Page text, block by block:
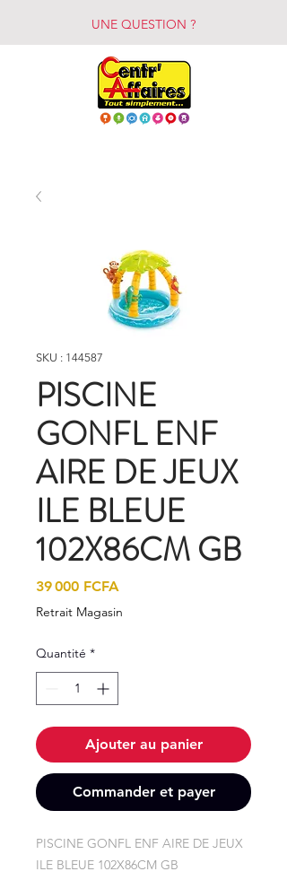
UNE QUESTION ?
SKU : 144587
PISCINE
GONFL ENF
AIRE DE JEUX
ILE BLEUE
102X86CM GB
39 000 FCFA
Retrait Magasin
Quantité *
Ajouter au panier
Commander et payer
PISCINE GONFL ENF AIRE DE JEUX
ILE BLEUE 102X86CM GB